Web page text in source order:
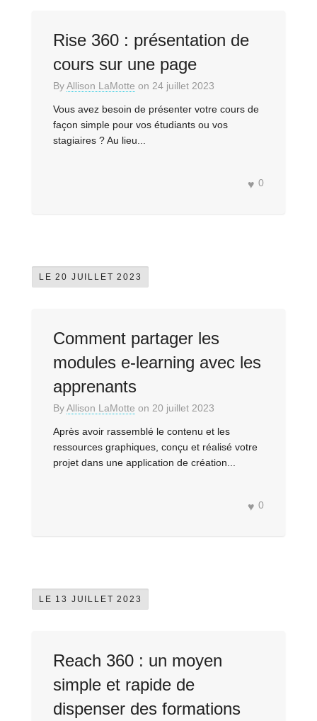
Rise 360 : présentation de
cours sur une page
ByAllison LaMotte on 24 juillet 2023
Vous avez besoin de présenter votre cours de
façon simple pour vos étudiants ou vos
stagiaires ? Au lieu...
0
LE 20 JUILLET 2023
Comment partager les
modules e-learning avec les
apprenants
ByAllison LaMotte on 20 juillet 2023
Après avoir rassemblé le contenu et les
ressources graphiques, conçu et réalisé votre
projet dans une application de création...
0
LE 13 JUILLET 2023
Reach 360 : un moyen
simple et rapide de
dispenser des formations